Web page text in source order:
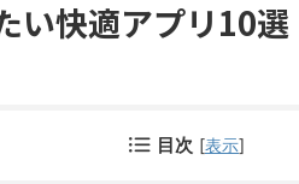
い快適アプリ10選
目次 [表示]